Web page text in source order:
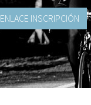
ENLACE INSCRIPCIÓN